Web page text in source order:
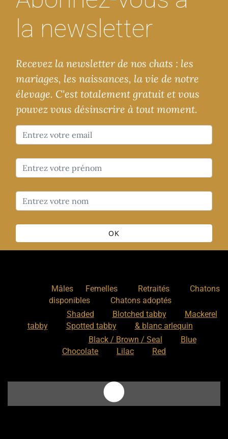
la newsletter
Recevez la newsletter de nos chats : les
mariages, les naissances, la vie de notre
élevage. C'est totalement gratuit et vous
pouvez vous désinscrire à tout moment.
OK
Mâles Femelles Retraités
Chatons
disponibles
Chatons adoptés
Shaded Blotched tabby
Mackerel
tabby
Spotted tabby & blanc arlequin
Black / Brown / Seal
Blue
Chocolate
Lilac Red